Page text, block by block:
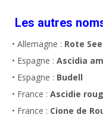
Les autres
• Allemagne : Rote
• Espagne : Ascidia
• Espagne : Budell
• France : Ascidie
• France : Cione de